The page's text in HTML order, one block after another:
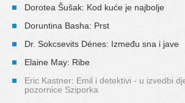
Dorotea Šušak: Kod kuće je najbolje
Doruntina Basha: Prst
Dr. Sokcsevits Dénes: Između sna i jave
Elaine May: Ribe
Eric Kastner: Emil i detektivi - u izvedbi
pozornice Sziporka